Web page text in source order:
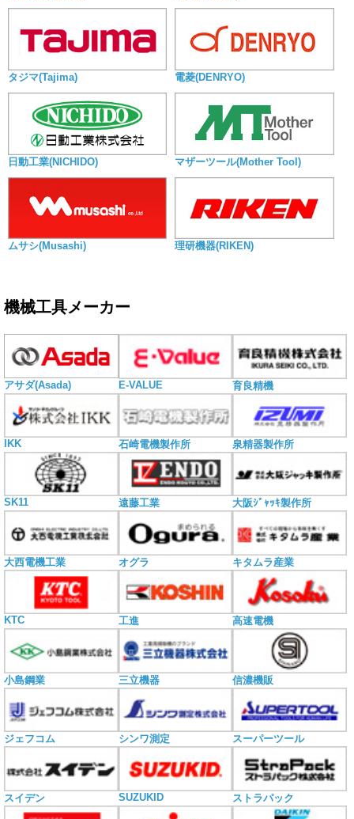
タジマ(Tajima) 電菱(DENRYO)
日動工業(NICHIDO) マザーツール(Mother Tool)
ムサシ(Musashi) 理研機器(RIKEN)
機械工具メーカー
アサダ(Asada) E-VALUE 育良精機
IKK 石崎電機製作所 泉精器製作所
SK11 遠藤工業 大阪ｼﾞｬｯｷ製作所
大西電機工業 オグラ キタムラ産業
KTC 工進 高速電機
小島鋼業 三立機器 信濃機販
ジェフコム シンワ測定 スーパーツール
スイデン SUZUKID ストラパック